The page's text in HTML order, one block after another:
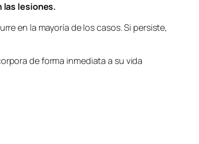
las lesiones.
en la mayoría de los casos. Si persiste,
de forma inmediata a su vida